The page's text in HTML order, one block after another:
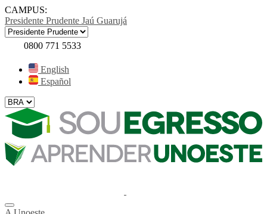
CAMPUS:
Presidente Prudente Jaú Guarujá
0800 771 5533
English
Español